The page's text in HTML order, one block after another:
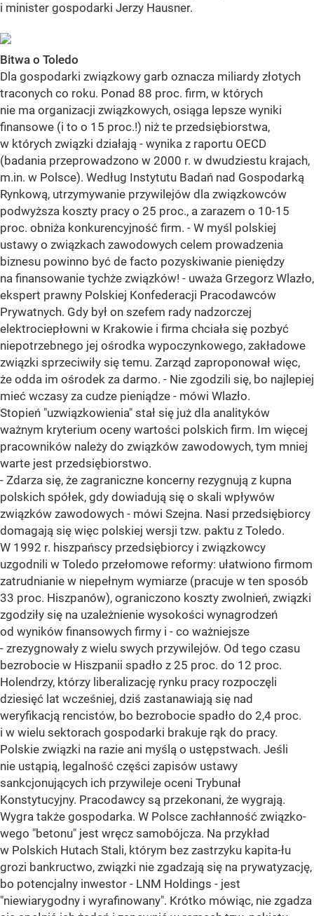
i minister gospodarki Jerzy Hausner.
Bitwa o Toledo
Dla gospodarki związkowy garb oznacza miliardy złotych
traconych co roku. Ponad 88 proc. firm, w których
nie ma organizacji związkowych, osiąga lepsze wyniki
finansowe (i to o 15 proc.!) niż te przedsiębiorstwa,
w których związki działają - wynika z raportu OECD
(badania przeprowadzono w 2000 r. w dwudziestu krajach,
m.in. w Polsce). Według Instytutu Badań nad Gospodarką
Rynkową, utrzymywanie przywilejów dla związkowców
podwyższa koszty pracy o 25 proc., a zarazem o 10-15
proc. obniża konkurencyjność firm. - W myśl polskiej
ustawy o związkach zawodowych celem prowadzenia
biznesu powinno być de facto pozyskiwanie pieniędzy
na finansowanie tychże związków! - uważa Grzegorz Wlazło,
ekspert prawny Polskiej Konfederacji Pracodawców
Prywatnych. Gdy był on szefem rady nadzorczej
elektrociepłowni w Krakowie i firma chciała się pozbyć
niepotrzebnego jej ośrodka wypoczynkowego, zakładowe
związki sprzeciwiły się temu. Zarząd zaproponował więc,
że odda im ośrodek za darmo. - Nie zgodzili się, bo najlepiej
mieć wczasy za cudze pieniądze - mówi Wlazło.
Stopień "uzwiązkowienia" stał się już dla analityków
ważnym kryterium oceny wartości polskich firm. Im więcej
pracowników należy do związków zawodowych, tym mniej
warte jest przedsiębiorstwo.
- Zdarza się, że zagraniczne koncerny rezygnują z kupna
polskich spółek, gdy dowiadują się o skali wpływów
związków zawodowych - mówi Szejna. Nasi przedsiębiorcy
domagają się więc polskiej wersji tzw. paktu z Toledo.
W 1992 r. hiszpańscy przedsiębiorcy i związkowcy
uzgodnili w Toledo przełomowe reformy: ułatwiono firmom
zatrudnianie w niepełnym wymiarze (pracuje w ten sposób
33 proc. Hiszpanów), ograniczono koszty zwolnień, związki
zgodziły się na uzależnienie wysokości wynagrodzeń
od wyników finansowych firmy i - co ważniejsze
- zrezygnowały z wielu swych przywilejów. Od tego czasu
bezrobocie w Hiszpanii spadło z 25 proc. do 12 proc.
Holendrzy, którzy liberalizację rynku pracy rozpoczęli
dziesięć lat wcześniej, dziś zastanawiają się nad
weryfikacją rencistów, bo bezrobocie spadło do 2,4 proc.
i w wielu sektorach gospodarki brakuje rąk do pracy.
Polskie związki na razie ani myślą o ustępstwach. Jeśli
nie ustąpią, legalność części zapisów ustawy
sankcjonujących ich przywileje oceni Trybunał
Konstytucyjny. Pracodawcy są przekonani, że wygrają.
Wygra także gospodarka. W Polsce zachłanność związko-
wego "betonu" jest wręcz samobójcza. Na przykład
w Polskich Hutach Stali, którym bez zastrzyku kapita-łu
grozi bankructwo, związki nie zgadzają się na prywatyzację,
bo potencjalny inwestor - LNM Holdings - jest
"niewiarygodny i wyrafinowany". Krótko mówiąc, nie zgadza